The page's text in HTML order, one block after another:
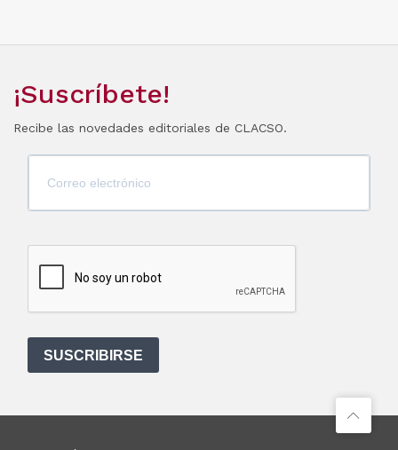
¡Suscríbete!
Recibe las novedades editoriales de CLACSO.
SUSCRIBIRSE